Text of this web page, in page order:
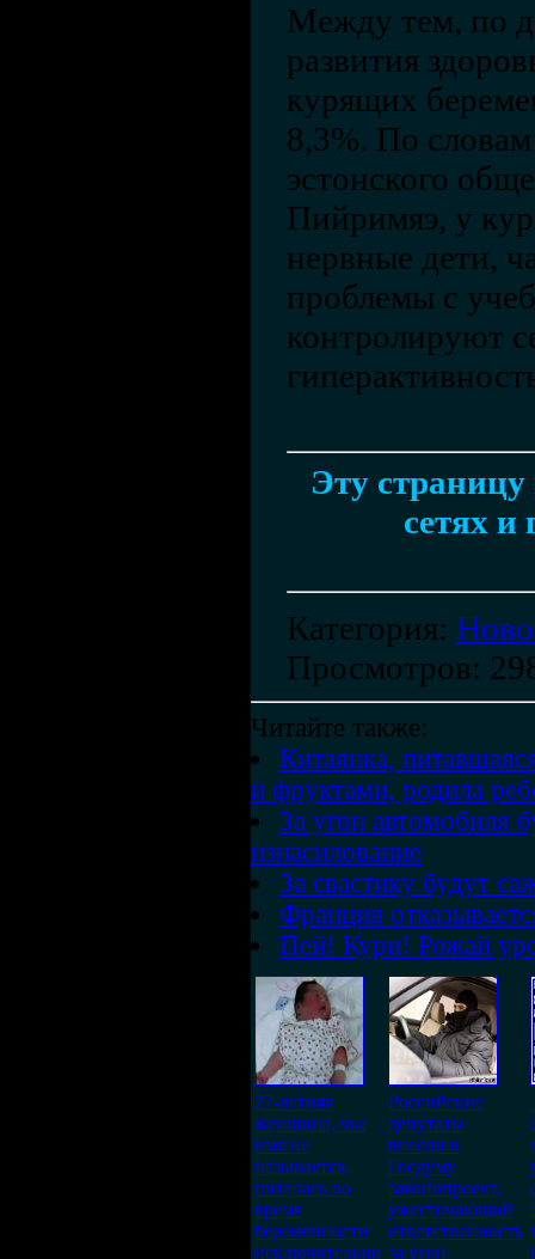
Между тем, по
развития
курящих
8,3%. По
эстонского
Пийримяэ, у
нервные дети,
проблемы с
контролируют
Эту
сетях и
Категория:
Просмотров:
Читайте также:
Китаянка,
и фруктами, родила
За угон автомобиля
изнасилование
За свастику будут
Франция
Пей! Кури! Рожай
27-летняя
женщина, чье
имя не
называется,
питалась во
время
беременности
исключительно
Российские
депутаты
внесли в
Госдуму
законопроект,
ужесточающий
ответственность
за угон